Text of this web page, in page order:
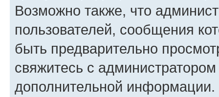
Возможно также, что
пользователей, сообщения
быть предварительно
свяжитесь с
дополнительной информации.